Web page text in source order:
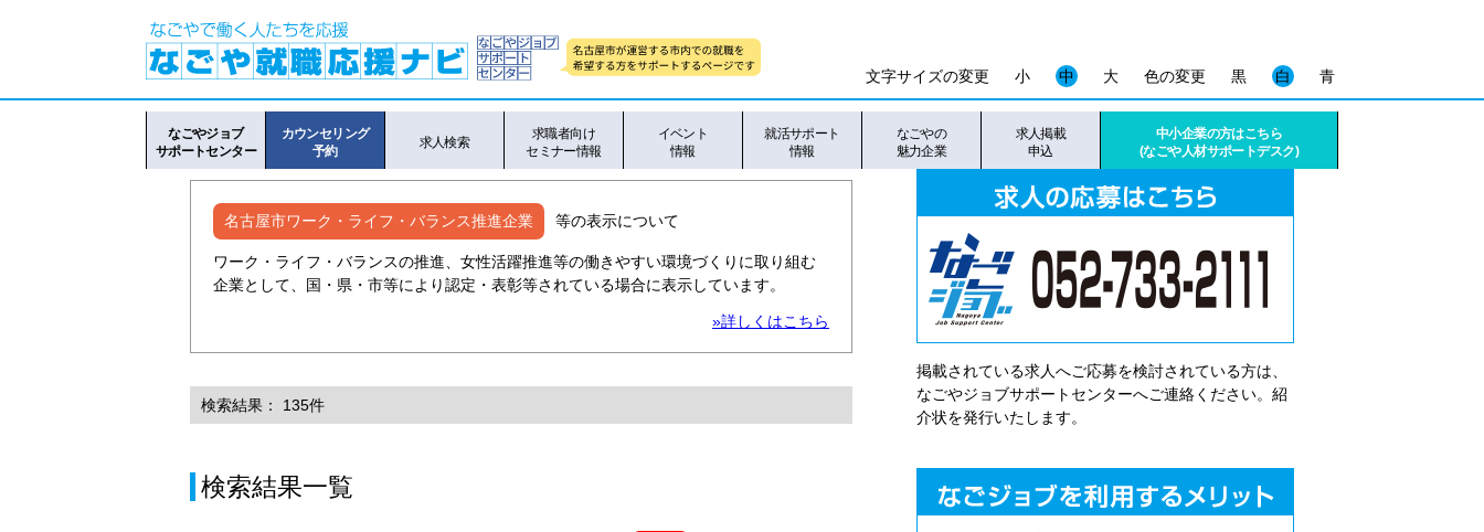
色の変更 黒 白 青
文字サイズの変更 小 中 大
なごやジョブ
サポートセンター
カウンセリング
予約
求人検索
求職者向け
セミナー情報
イベント
情報
就活サポート
情報
なごやの
魅力企業
求人掲載
申込
中小企業の方はこちら
(なごや人材サポートデスク)
名古屋市ワーク・ライフ・バランス推進企業 等の表示について
ワーク・ライフ・バランスの推進、女性活躍推進等の働きやすい環境づくりに取り組む
企業として、国・県・市等により認定・表彰等されている場合に表示しています。
»詳しくはこちら
検索結果： 135件
検索結果一覧
掲載されている求人へご応募を検討されている方は、
なごやジョブサポートセンターへご連絡ください。紹
介状を発行いたします。